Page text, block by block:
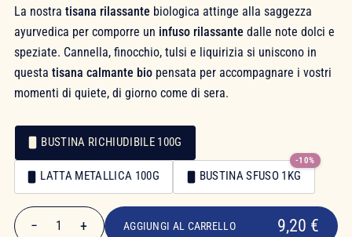
La nostra tisana rilassante biologica attinge alla saggezza
ayurvedica per comporre un infuso rilassante dalle note dolci e
speziate. Cannella, finocchio, tulsi e liquirizia si uniscono in
questa tisana calmante biopensata per accompagnare i vostri
momenti di quiete, di giorno come di sera.
Confezionamento
Confezionamento
BUSTINA RICHIUDIBILE 100G
LATTA METALLICA 100G BUSTINA SFUSO 1KG
-10%
9,20 €
− 1 + AGGIUNGI AL CARRELLO 9,20 €